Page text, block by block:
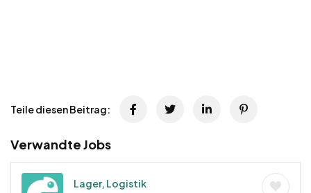
Teile diesen Beitrag:
Verwandte Jobs
Lager, Logistik